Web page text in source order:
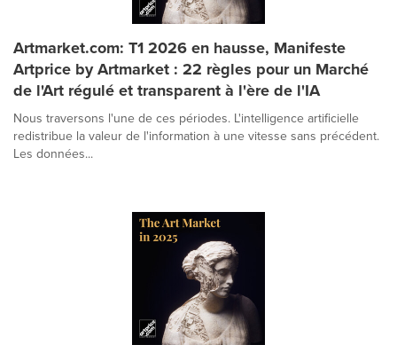
Artmarket.com: T1 2026 en hausse, Manifeste
Artprice by Artmarket : 22 règles pour un Marché
de l'Art régulé et transparent à l'ère de l'IA
Nous traversons l'une de ces périodes. L'intelligence artificielle
redistribue la valeur de l'information à une vitesse sans précédent.
Les données...